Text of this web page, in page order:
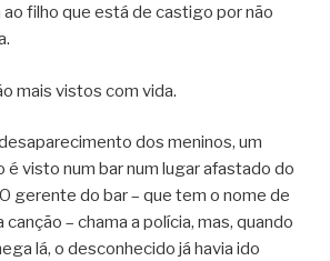
filho que está de castigo por não
mais vistos com vida.
dos meninos, um
visto num bar num lugar afastado do
gerente do bar – que tem o nome de
canção – chama a polícia, mas, quando
lá, o desconhecido já havia ido